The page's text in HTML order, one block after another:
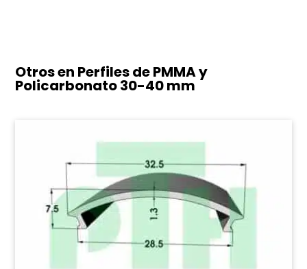
Otros en Perfiles de PMMA y
Policarbonato30-40 mm